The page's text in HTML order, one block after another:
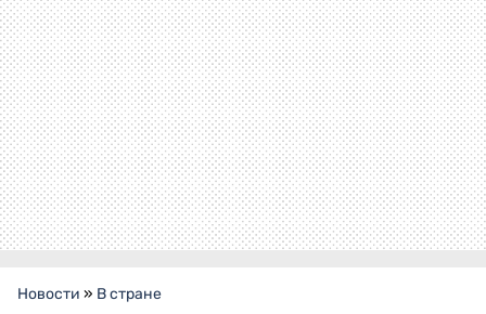
Новости » В стране